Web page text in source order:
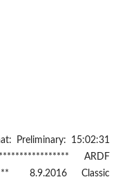
Preliminary: 15:02:31
ARDF
** 8.9.2016 Classic